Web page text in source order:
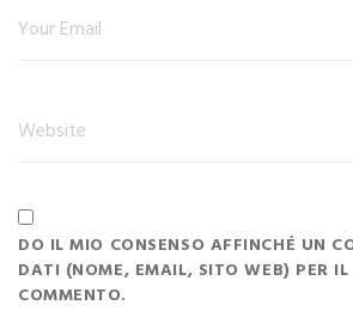
DO IL MIO CONSENSO AFFINCHÉ UN
DATI (NOME, EMAIL, SITO WEB) PER IL
COMMENTO.